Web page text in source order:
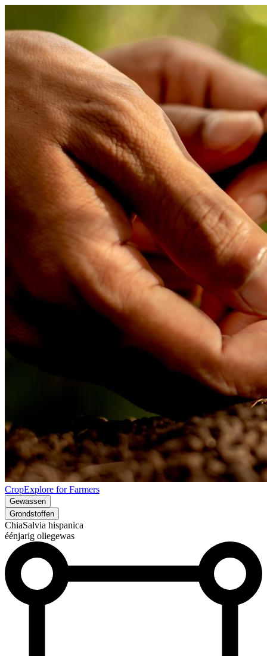
CropExplore for Farmers
Gewassen
Grondstoffen
ChiaSalvia hispanica
éénjarig oliegewas